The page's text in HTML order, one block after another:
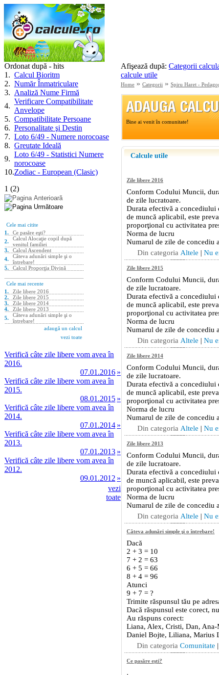
Ordonat după - hits
1 . Calcul Bioritm
2. Număr Înmatriculare
3. Analiză Nume Firmă
4.
Verificare Compatibilitate
Anvelope
5. Compatibilitate Persoane
6. Personalitate şi Destin
7. Loto 6/49 - Numere norocoase
8. Greutate Ideală
9.
Loto 6/49 - Statistici Numere
norocoase
10.Zodiac - European (Clasic)
1 (2)
Verifică câte zile libere vom avea în
2016.
07.01.2016 »
Verifică câte zile libere vom avea în
2015.
08.01.2015 »
Verifică câte zile libere vom avea în
2014.
07.01.2014 »
Verifică câte zile libere vom avea în
2013.
07.01.2013 »
Verifică câte zile libere vom avea în
2012.
09.01.2012 »
vezi
toate
Afişează după: Categorii
calcule utile
Home » Categorii » Spiru Haret -